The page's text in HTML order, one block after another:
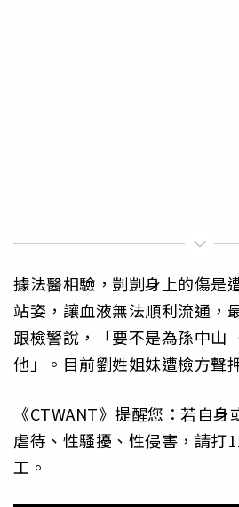
據法醫相驗，剴剴身上的傷是
站姿，讓血液無法順利流通，
跟檢警說，「要不是為孫中山
他」。目前劉姓姐妹遭檢方聲
《CTWANT》提醒您：若自
虐待、性騷擾、性侵害，請打
工。